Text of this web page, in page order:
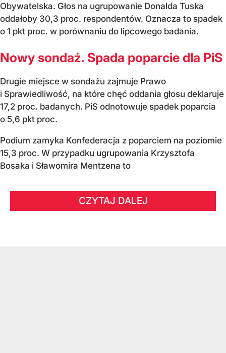
Obywatelska. Głos na ugrupowanie Donalda Tuska
oddałoby 30,3 proc. respondentów. Oznacza to spadek
o 1 pkt proc. w porównaniu do lipcowego badania.
Nowy sondaż. Spada poparcie dla PiS
Drugie miejsce w sondażu zajmuje Prawo
i Sprawiedliwość, na które chęć oddania głosu deklaruje
17,2 proc. badanych. PiS odnotowuje spadek poparcia
o 5,6 pkt proc.
Podium zamyka Konfederacja z poparciem na poziomie
15,3 proc. W przypadku ugrupowania Krzysztofa
Bosaka i Sławomira Mentzena to
CZYTAJ DALEJ